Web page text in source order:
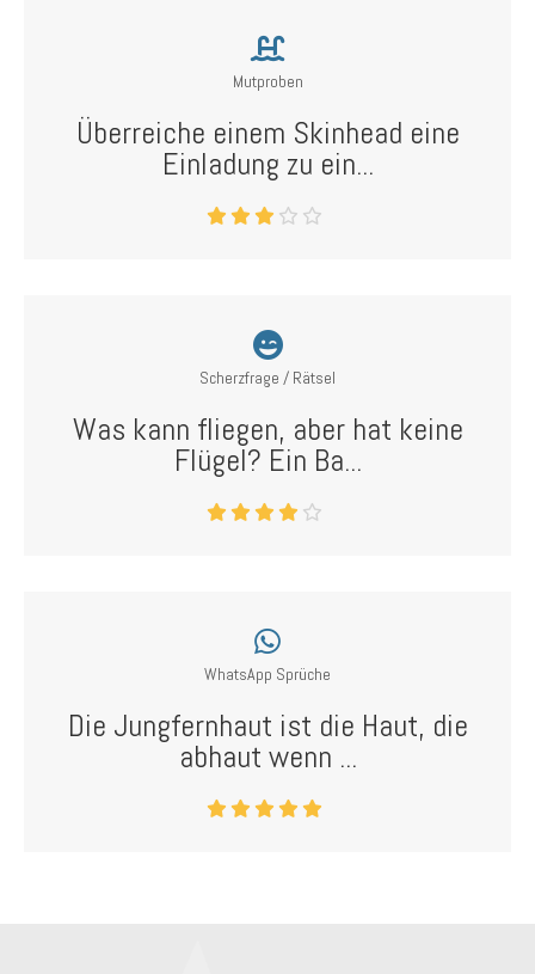
Mutproben
Überreiche einem Skinhead eine
Einladung zu ein...
Scherzfrage / Rätsel
Was kann fliegen, aber hat keine
Flügel? Ein Ba...
WhatsApp Sprüche
Die Jungfernhaut ist die Haut, die
abhaut wenn ...